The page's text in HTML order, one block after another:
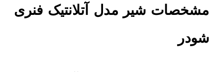
مشخصات شیر مدل آتلانتیک فنری
شودر